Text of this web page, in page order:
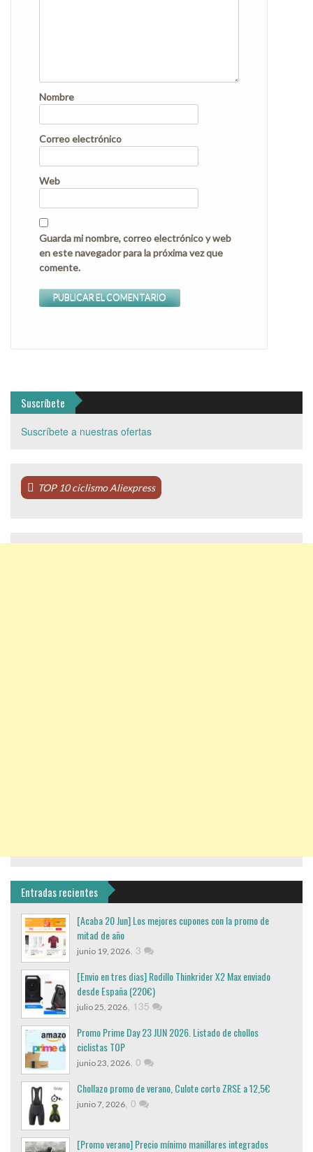
Nombre
Correo electrónico
Web
Guarda mi nombre, correo electrónico y web
en este navegador para la próxima vez que
comente.
Suscríbete
Suscríbete a nuestras ofertas
TOP 10 ciclismo Aliexpress
Entradas recientes
[Acaba 20 Jun] Los mejores cupones con la promo de
mitad de año
junio 19, 2026, 3
[Envio en tres dias] Rodillo Thinkrider X2 Max enviado
desde España (220€)
julio 25, 2026, 135
Promo Prime Day 23 JUN 2026. Listado de chollos
ciclistas TOP
junio 23, 2026, 0
Chollazo promo de verano, Culote corto ZRSE a 12,5€
junio 7, 2026, 0
[Promo verano] Precio mínimo manillares integrados